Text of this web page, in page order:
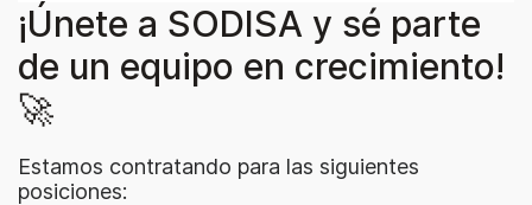
¡Únete a SODISA y sé parte
de un equipo en crecimiento!
🚀
Estamos contratando para las siguientes
posiciones: